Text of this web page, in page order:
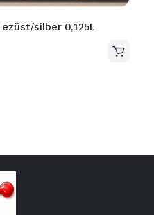
silber 0,125L